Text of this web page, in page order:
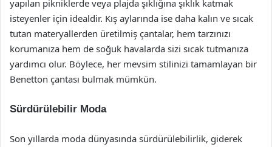
yapılan pikniklerde veya plajda şıklığına şıklık katmak
isteyenler için idealdir. Kış aylarında ise daha kalın ve sıcak
tutan materyallerden üretilmiş çantalar, hem tarzınızı
korumanıza hem de soğuk havalarda sizi sıcak tutmanıza
yardımcı olur. Böylece, her mevsim stilinizi tamamlayan bir
Benetton çantası bulmak mümkün.
Sürdürülebilir Moda
Son yıllarda moda dünyasında sürdürülebilirlik, giderek